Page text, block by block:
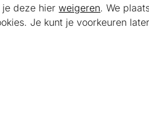
Bel ons
085
je deze hierweigeren. We
Je kunt je voorkeuren